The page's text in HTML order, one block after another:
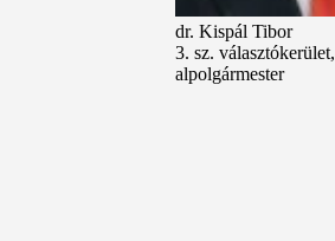
dr. Kispál Tibor
3. sz. választókerület,
alpolgármester